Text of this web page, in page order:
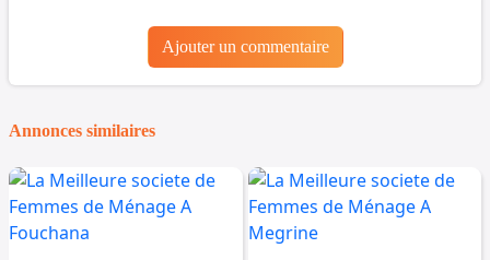
Ajouter un commentaire
Annonces similaires